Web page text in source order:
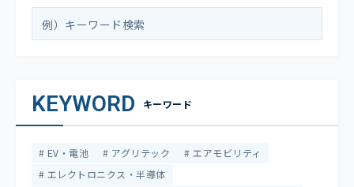
KEYWORD キーワード
EV・電池 アグリテック
エアモビリティ
エレクトロニクス・半導体